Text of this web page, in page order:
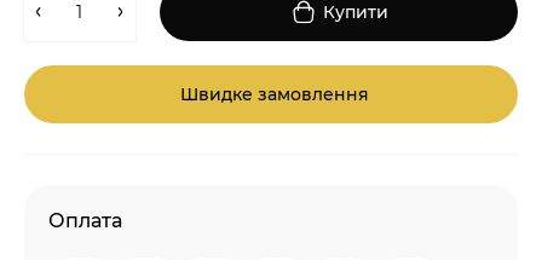
Купити
Швидке замовлення
Оплата